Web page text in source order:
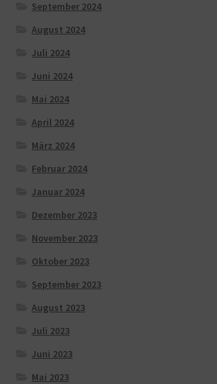
September 2024
August 2024
Juli 2024
Juni 2024
Mai 2024
April 2024
März 2024
Februar 2024
Januar 2024
Dezember 2023
November 2023
Oktober 2023
September 2023
August 2023
Juli 2023
Juni 2023
Mai 2023